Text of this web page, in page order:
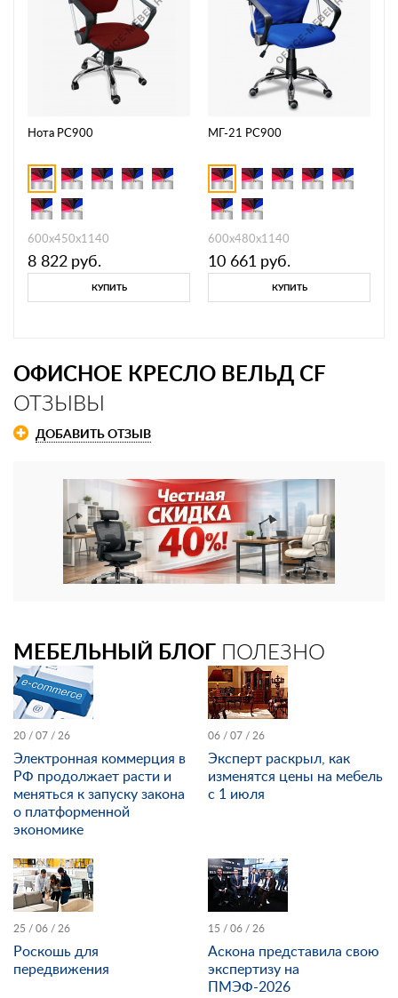
Нота РС900
600х450х1140
8 822 руб.
КУПИТЬ
МГ-21 РС900
600х480х1140
10 661 руб.
КУПИТЬ
ОФИСНОЕ КРЕСЛО ВЕЛЬД CF
ОТЗЫВЫ
ДОБАВИТЬ ОТЗЫВ
МЕБЕЛЬНЫЙ БЛОГ ПОЛЕЗНО
20 / 07 / 26
Электронная коммерция в
РФ продолжает расти и
меняться к запуску закона
о платформенной
экономике
06 / 07 / 26
Эксперт раскрыл, как
изменятся цены на мебель
с 1 июля
25 / 06 / 26
Роскошь для
передвижения
15 / 06 / 26
Аскона представила свою
экспертизу на
ПМЭФ-2026